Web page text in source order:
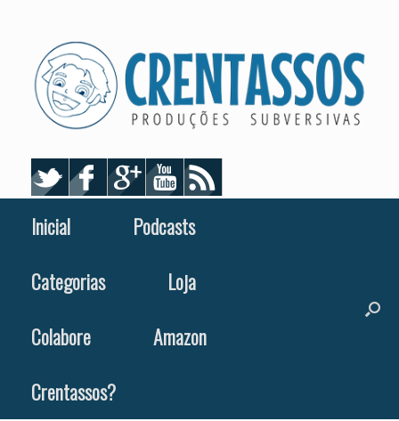
Inicial
Podcasts
Categorias
Loja
Colabore
Amazon
Crentassos?